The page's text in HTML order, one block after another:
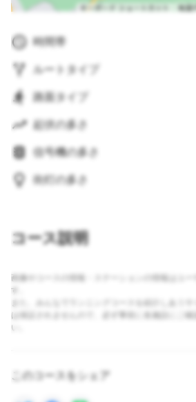
時間帯
ルートタイプ
路面タイプ
起伏の多さ
信号機の多さ
街灯の多さ
コース説明
画像やコースの情報・ステーションの情報はユー
す。
また、みんなでランニングコースを紹介しあうサ
は保証されませんので、必ず事前に各施設にご確
い。
このコースをシェア